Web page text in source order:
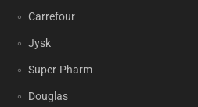
Carrefour
Jysk
Super-Pharm
Douglas